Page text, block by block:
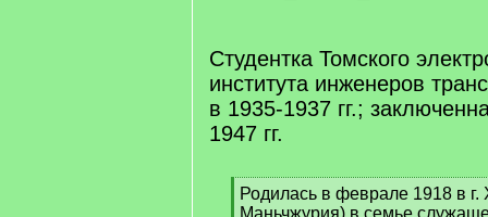
Студентка Томского
института инженеров
в 1935-1937 гг.;
1947 гг.
[
q
Родилась в феврале 1918 в
Маньчжурия) в семье